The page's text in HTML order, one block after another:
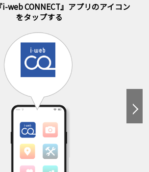
web CONNECT』アプリのアイコン
をタップする